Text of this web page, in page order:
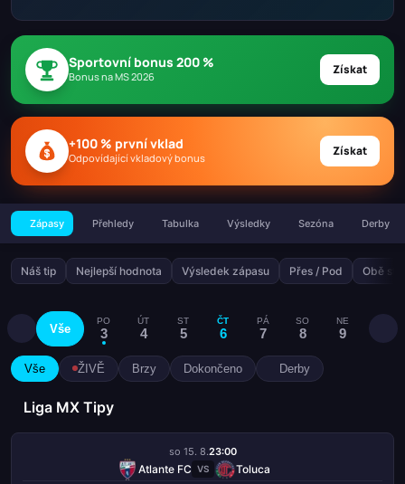
Sportovní bonus 200 %
Bonus na MS 2026 Získat
+100 % první vklad
Odpovídající vkladový bonus Získat
Zápasy Přehledy Tabulka Výsledky Sezóna Derby
Náš tip Nejlepší hodnota Výsledek zápasu Přes / Pod Obě
Vše
PO
3
ÚT
4
ST
5
ČT
6
PÁ
7
SO
8
NE
9
Vše ŽIVĚ Brzy Dokončeno Derby
Liga MX Tipy
so 15. 8.23:00
Atlante FC VS Toluca